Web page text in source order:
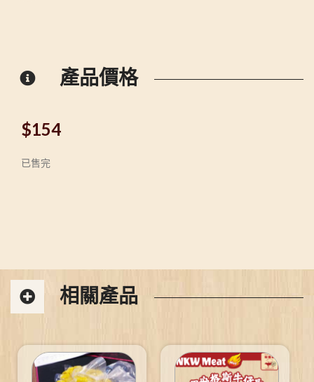
產品價格
$154
已售完
相關產品